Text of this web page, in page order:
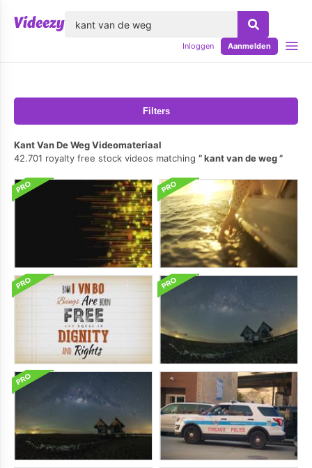
Inloggen Aanmelden
Filters
Kant Van De Weg Videomateriaal
42.701 royalty free stock videos matching
kant van de weg